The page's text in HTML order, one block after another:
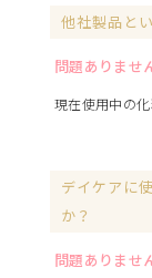
他社製品と
問題ありませ
現在使用中の
デイケアに
か？
問題ありませ